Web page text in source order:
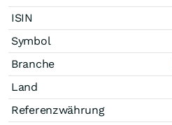
ISIN
Symbol
Branche
Land
Referenzwährung